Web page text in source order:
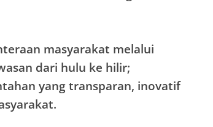
masyarakat melalui
dari hulu ke hilir;
yang transparan, inovatif